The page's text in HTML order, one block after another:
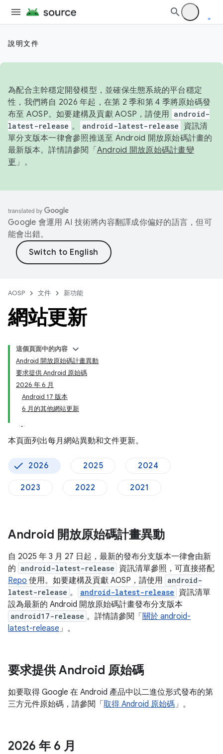
說明文件
為配合主幹穩定開發模型，並確保生態系統的平台穩定
性，我們將自 2026 年起，在第 2 季和第 4 季將原始碼發
布至 AOSP。如要建構及貢獻 AOSP，請使用 android-
latest-release 。 android-latest-release
資訊清
單分支版本一律會參照推送至 Android 開放原始碼計畫的
最新版本。詳情請參閱「 Android 開放原始碼計畫變
更 」。
Google 會運用 AI 技術將內容翻譯成你偏好的語言，但可
能會出錯。
AOSP 文件 新功能
網站更新
這個頁面中的內容
Android 開放原始碼計畫異動
要求提供 Android 原始碼
2026 年 6 月
Android 17 版本
6 月的其他網站更新
本頁面列出每月網站異動和文件更新。
2026 2025 2024
2023 2022 2021
Android 開放原始碼計畫異動
自 2025 年 3 月 27 日起，最新的發布分支版本一律會由新
的 android-latest-release 資訊清單參照，可直接搭配
Repo 使用。如要建構及貢獻 AOSP，請使用 android-
latest-release 。 android-latest-release 資訊清單
設為最新的 Android 開放原始碼計畫發布分支版本
android17-release 。詳情請參閱「 關於 android-
latest-release」。
要求提供 Android 原始碼
如要取得 Google 在 Android 產品中以二進位形式發布的第
三方元件原始碼，請參閱「 取得 Android 原始碼」。
2026 年 6 月